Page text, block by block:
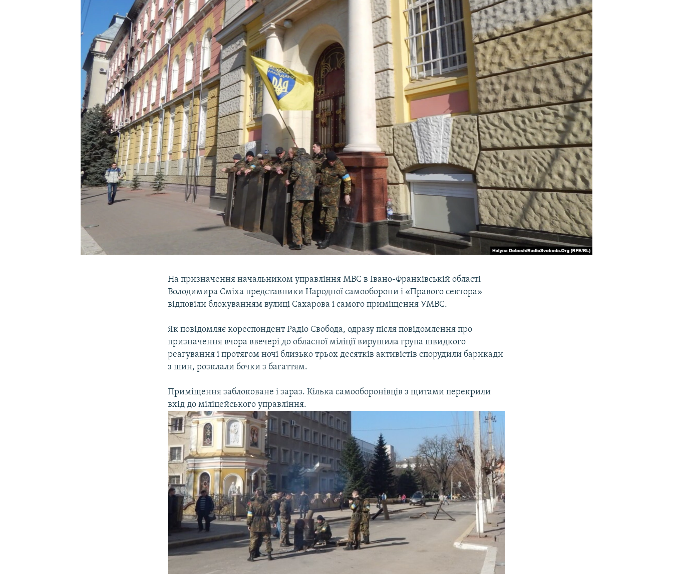
УКРАЇНСЬКА ПРОБЛЕМА КРИМУ
На призначення начальником управління МВС в Івано-Франківській області
Володимира Сміха представники Народної самооборони і «Правого сектора»
відповіли блокуванням вулиці Сахарова і самого приміщення УМВС.
Як повідомляє кореспондент Радіо Свобода, одразу після повідомлення про
призначення вчора ввечері до обласної міліції вирушила група швидкого
реагування і протягом ночі близько трьох десятків активістів спорудили барикади
з шин, розклали бочки з багаттям.
Приміщення заблоковане і зараз. Кілька самооборонівців з щитами перекрили
вхід до міліцейського управління.